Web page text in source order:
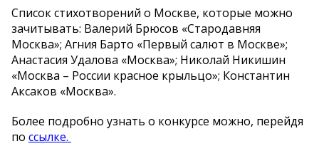
Список стихотворений о Москве, которые можно
зачитывать: Валерий Брюсов «Стародавняя
Москва»; Агния Барто «Первый салют в Москве»;
Анастасия Удалова «Москва»; Николай Никишин
«Москва – России красное крыльцо»; Константин
Аксаков «Москва».
Более подробно узнать о конкурсе можно, перейдя
по ссылке.